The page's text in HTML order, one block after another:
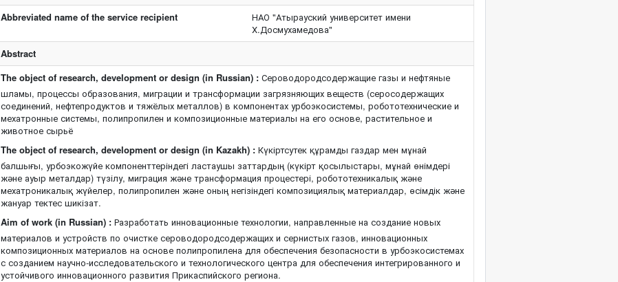
Abbreviated name of the service recipient
НАО "Атырауский университет имени
Х.Досмухамедова"
Abstract
The object of research, development or design (in Russian) : Сероводородсодержащие газы и нефтяные
шламы, процессы образования, миграции и трансформации загрязняющих веществ (серосодержащих
соединений, нефтепродуктов и тяжёлых металлов) в компонентах урбоэкосистемы, робототехнические и
мехатронные системы, полипропилен и композиционные материалы на его основе, растительное и
животное сырьё
The object of research, development or design (in Kazakh) : Күкіртсутек құрамды газдар мен мұнай
балшығы, урбоэкожүйе компоненттеріндегі ластаушы заттардың (күкірт қосылыстары, мұнай өнімдері
және ауыр металдар) түзілу, миграция және трансформация процестері, робототехникалық және
мехатроникалық жүйелер, полипропилен және оның негізіндегі композициялық материалдар, өсімдік және
жануар тектес шикізат.
Aim of work (in Russian) : Разработать инновационные технологии, направленные на создание новых
материалов и устройств по очистке сероводородсодержащих и сернистых газов, инновационных
композиционных материалов на основе полипропилена для обеспечения безопасности в урбоэкосистемах
с созданием научно-исследовательского и технологического центра для обеспечения интегрированного и
устойчивого инновационного развития Прикаспийского региона.